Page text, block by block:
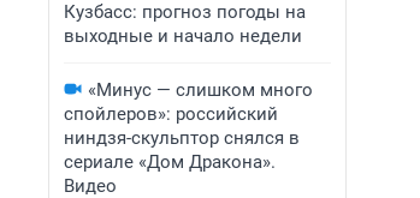
Кузбасс: прогноз погоды на
выходные и начало недели
«Минус — слишком много
спойлеров»: российский
ниндзя-скульптор снялся в
сериале «Дом Дракона».
Видео